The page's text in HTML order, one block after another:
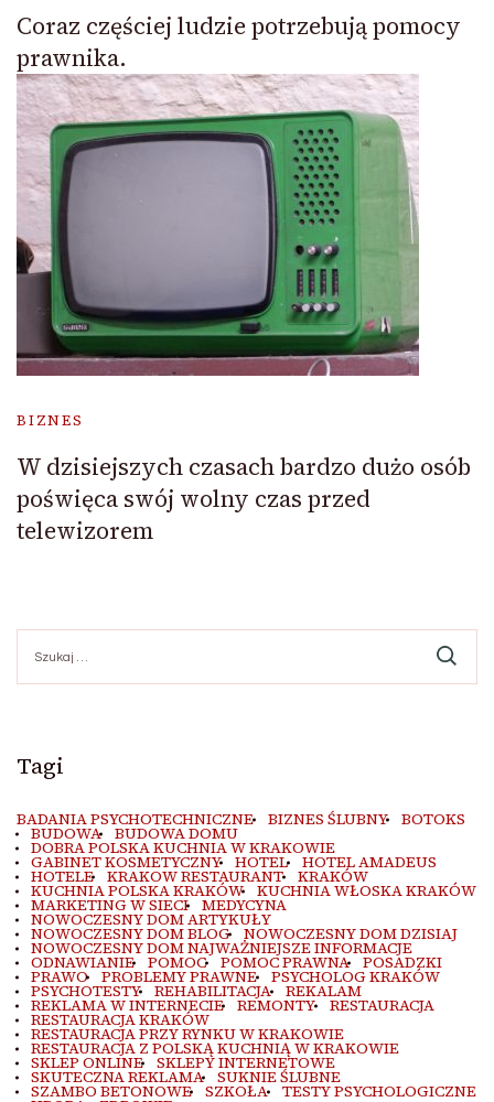
Coraz częściej ludzie potrzebują pomocy
prawnika.
BIZNES
W dzisiejszych czasach bardzo dużo osób
poświęca swój wolny czas przed
telewizorem
Tagi
BADANIA PSYCHOTECHNICZNE BIZNES ŚLUBNY BOTOKS
BUDOWA BUDOWA DOMU
DOBRA POLSKA KUCHNIA W KRAKOWIE
GABINET KOSMETYCZNY HOTEL HOTEL AMADEUS
HOTELE KRAKOW RESTAURANT KRAKÓW
KUCHNIA POLSKA KRAKÓW KUCHNIA WŁOSKA KRAKÓW
MARKETING W SIECI MEDYCYNA
NOWOCZESNY DOM ARTYKUŁY
NOWOCZESNY DOM BLOG NOWOCZESNY DOM DZISIAJ
NOWOCZESNY DOM NAJWAŻNIEJSZE INFORMACJE
ODNAWIANIE POMOC POMOC PRAWNA POSADZKI
PRAWO PROBLEMY PRAWNE PSYCHOLOG KRAKÓW
PSYCHOTESTY REHABILITACJA REKALAM
REKLAMA W INTERNECIE REMONTY RESTAURACJA
RESTAURACJA KRAKÓW
RESTAURACJA PRZY RYNKU W KRAKOWIE
RESTAURACJA Z POLSKĄ KUCHNIĄ W KRAKOWIE
SKLEP ONLINE SKLEPY INTERNETOWE
SKUTECZNA REKLAMA SUKNIE ŚLUBNE
SZAMBO BETONOWE SZKOŁA TESTY PSYCHOLOGICZNE